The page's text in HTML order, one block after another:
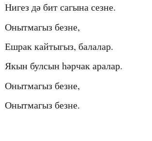
Нигез дә бит сагына сезне.
Онытмагыз безне,
Ешрак кайтыгыз, балалар.
Якын булсын һәрчак аралар.
Онытмагыз безне,
Онытмагыз безне.